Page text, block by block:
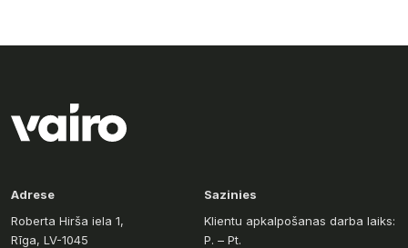
Adrese
Roberta Hirša iela 1,
Rīga, LV-1045
Sazinies
Klientu apkalpošanas darba laiks:
P. – Pt.